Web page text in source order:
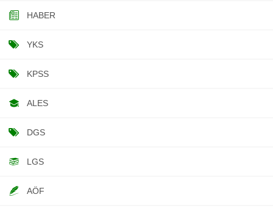
HABER
YKS
KPSS
ALES
DGS
LGS
AÖF